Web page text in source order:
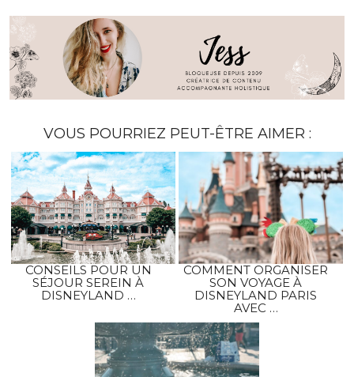
VOUS POURRIEZ PEUT-ÊTRE AIMER :
CONSEILS POUR UN
SÉJOUR SEREIN À
DISNEYLAND …
COMMENT ORGANISER
SON VOYAGE À
DISNEYLAND PARIS
AVEC …